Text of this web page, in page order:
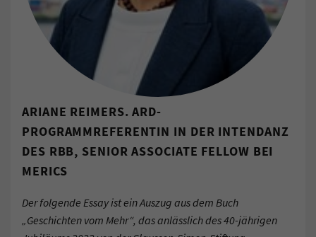
ARIANE REIMERS. ARD-
PROGRAMMREFERENTIN IN DER INTENDANZ
DES RBB, SENIOR ASSOCIATE FELLOW BEI
MERICS
Der folgende Essay ist ein Auszug aus dem Buch
„Geschichten vom Mehr“, das anlässlich des 40-jährigen